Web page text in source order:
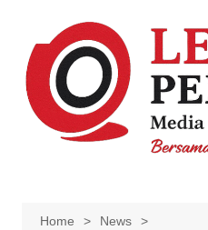
content
Home
News